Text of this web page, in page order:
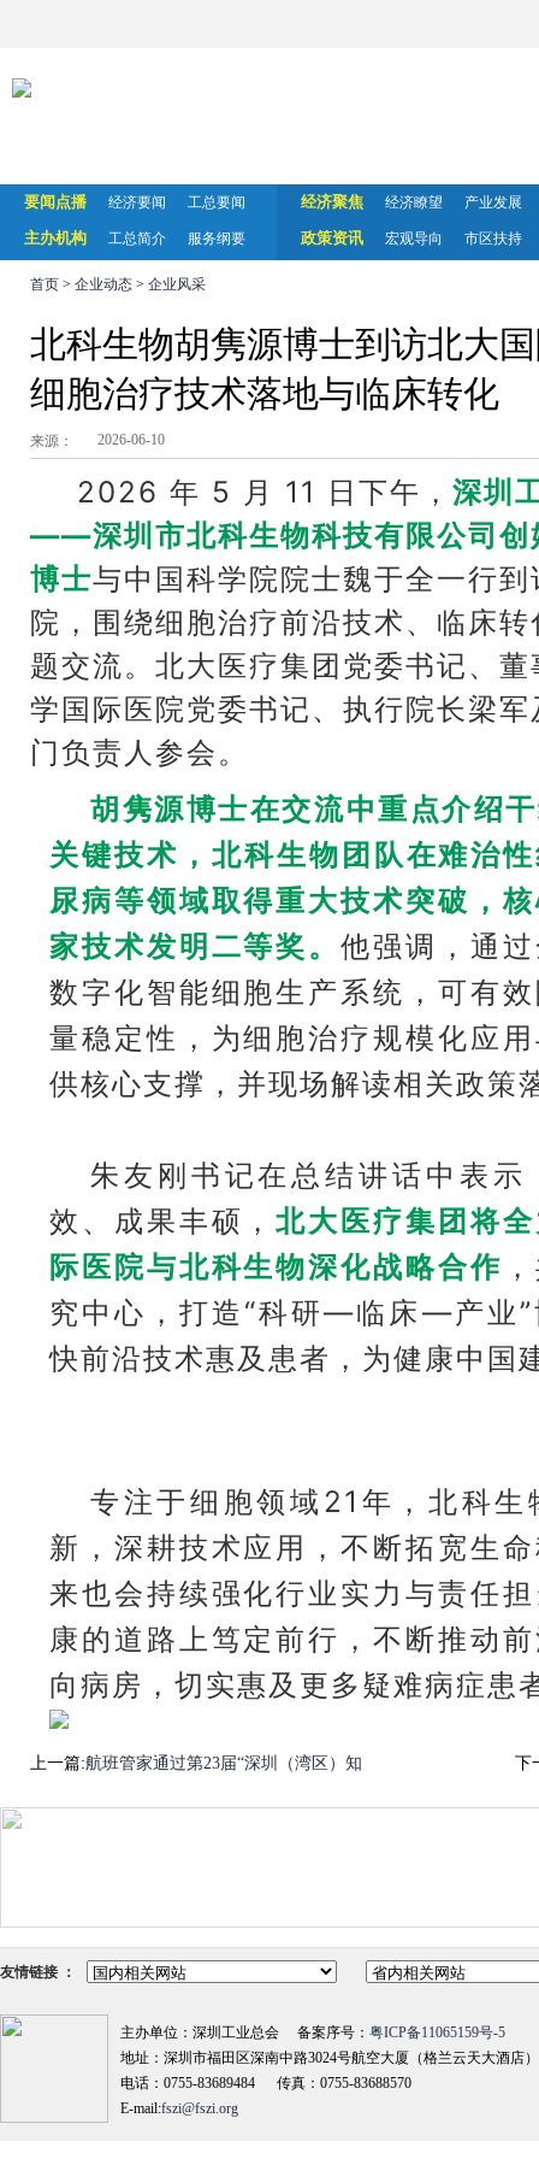
要闻点播 经济要闻 工总要闻
主办机构 工总简介 服务纲要
经济聚焦 经济瞭望 产业发展
政策资讯 宏观导向 市区扶持
首页 > 企业动态 > 企业风采
北科生物胡隽源博士到访北大
细胞治疗技术落地与临床转化
来源： 2026-06-10
2026 年 5 月 11 日下午， 深圳
——深圳市北科生物科技有限公司
博士与中国科学院院士魏于全一行
院，围绕细胞治疗前沿技术、临床
题交流。北大医疗集团党委书记、
学国际医院党委书记、执行院长梁
门负责人参会。
胡隽源博士在交流中重点介绍
关键技术，北科生物团队在难治
尿病等领域取得重大技术突破，
家技术发明二等奖。他强调，通
数字化智能细胞生产系统，可有
量稳定性，为细胞治疗规模化应
供核心支撑，并现场解读相关政策
朱友刚书记在总结讲话中表示
效、成果丰硕，北大医疗集团将
际医院与北科生物深化战略合作
究中心，打造“科研—临床—产业”
快前沿技术惠及患者，为健康中国
专注于细胞领域21年，北科
新，深耕技术应用，不断拓宽生
来也会持续强化行业实力与责任
康的道路上笃定前行，不断推动
向病房，切实惠及更多疑难病症患
上一篇:航班管家通过第23届“深圳（湾区）知 下
友情链接 ：
主办单位：深圳工业总会 备案序号： 粤ICP备11065159号-5
地址：深圳市福田区深南中路3024号航空大厦（格兰云天大酒店
电话：0755-83689484 传真：0755-83688570
E-mail:fszi@fszi.org